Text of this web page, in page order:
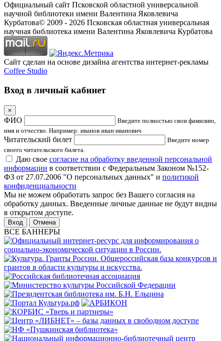
Официальный сайт Псковской областной универсальной
научной библиотеки имени Валентина Яковлевича
Курбатова© 2009 - 2026 Псковская областная универсальная
научная библиотека имени Валентина Яковлевича Курбатова
Сайт сделан на основе дизайна агентства интернет-рекламы
Coffee Studio
Вход в личный кабинет
×
ФИО
Введите полностью свои фамилию,
имя и отчество. Например: иванов иван иванович
Читательский билет
Введите номер
своего читательского билета.
Даю свое согласие на обработку введенной персональной
информации в соответствии с Федеральным Законом №152-
ФЗ от 27.07.2006 "О персональных данных" и политикой
конфиденциальности
Мы не можем обработать запрос без Вашего согласия на
обработку данных. Введенные личные данные не будут видны
в открытом доступе.
Отмена
ВСЕ БАННЕРЫ